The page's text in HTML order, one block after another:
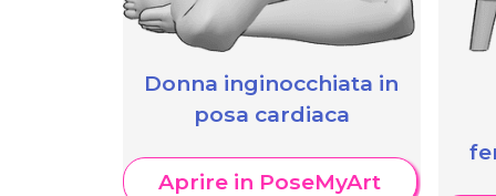
Donna inginocchiata in
posa cardiaca
Aprire in PoseMyArt